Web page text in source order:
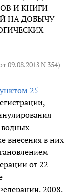
И КНИГИ
НА ДОБЫЧУ
09.08.2018 N 354)
25
внесения в них
от 22
2008,